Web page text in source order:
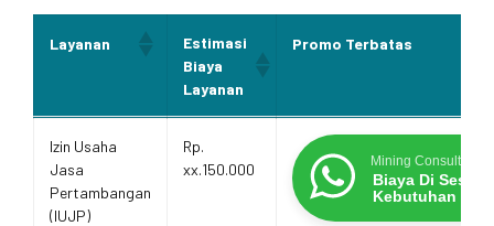
Layanan
Estimasi
Biaya
Layanan
Promo Terbatas
Biaya
Layanan
Promo Terbatas
Izin Usaha
Jasa
Pertambangan
(IUJP)
Rp.
xx.150.000
Mining Consultants
Biaya Di
Kebutuhan